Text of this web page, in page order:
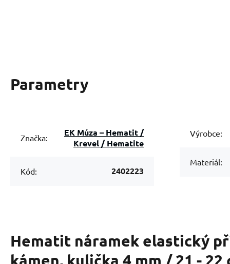
Parametry
Značka:
EK Múza – Hematit /
Krevel / Hematite
Kód: 2402223
Výrobce:
Materiál:
Hematit náramek elastický
kámen, kulička 4 mm / 21 - 22